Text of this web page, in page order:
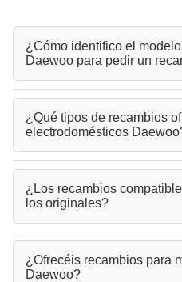
¿Cómo identifico el
Daewoo para pedir un
la etiqueta de características
código es fundamental para
¿Qué tipos de recambios
electrodomésticos
línea de electrodomésticos
lavadoras
Ofrecemos tanto recambios
¿Los recambios
los originales?
siguiendo estrictos
¿Ofrecéis recambios para
Daewoo?